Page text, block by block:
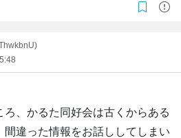
、かるた同好会は古くからある
間違った情報をお話ししてしまい